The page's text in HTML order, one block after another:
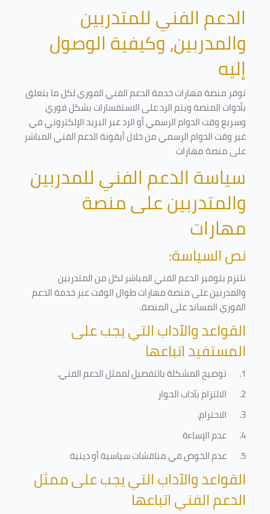
الدعم الفني للمتدربين
والمدربين، وكيفية الوصول
إليه
توفر منصة مهارات خدمة الدعم الفني الفوري لكل ما يتعلق
بأدوات المنصة ويتم الرد على الاستفسارات بشكل فوري
وسريع وقت الدوام الرسمي أو الرد عبر البريد الإلكتروني في
غير وقت الدوام الرسمي من خلال أيقونة الدعم الفني المباشر
على منصة مهارات
سياسة الدعم الفني للمدربين
والمتدربين على منصة
مهارات
نص السياسة:
نلتزم بتوفير الدعم الفني المباشر لكل من المتدربين
والمدربين على منصة مهارات طوال الوقت عبر خدمة الدعم
الفوري المساند على المنصة.
القواعد والآداب التي يجب على
المستفيد اتباعها
1. توضيح المشكلة بالتفصيل لممثل الدعم الفني.
2.
الالتزام بآداب الحوار
3.
الاحترام.
4.
عدم الإساءة
5.
عدم الخوض في مناقشات سياسية أو دينية
القواعد والآداب التي يجب على ممثل
الدعم الفني اتباعها